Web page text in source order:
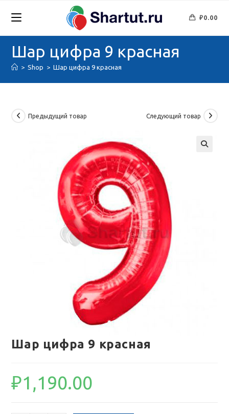
₽0.00
Шар цифра 9 красная
> Shop > Шар цифра 9 красная
Предыдущий товар Следующий товар
Шар цифра 9 красная
₽1,190.00